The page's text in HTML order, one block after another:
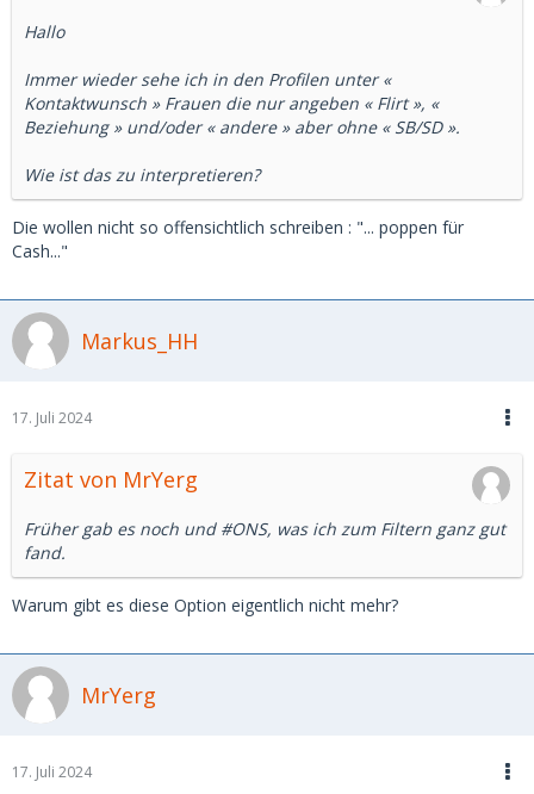
Hallo
Immer wieder sehe ich in den Profilen unter «
Kontaktwunsch » Frauen die nur angeben « Flirt », «
Beziehung » und/oder « andere » aber ohne « SB/SD ».
Wie ist das zu interpretieren?
Die wollen nicht so offensichtlich schreiben : "... poppen für
Cash..."
Markus_HH
17. Juli 2024
Zitat von MrYerg
Früher gab es noch und #ONS, was ich zum Filtern ganz gut
fand.
Warum gibt es diese Option eigentlich nicht mehr?
MrYerg
17. Juli 2024